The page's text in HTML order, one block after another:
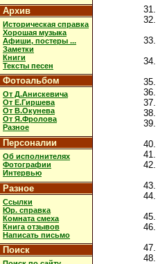
Архив
Историческая справка
Хорошая музыка
Афиши, постеры ...
Заметки
Книги
Тексты песен
Фотоальбом
От Д.Анискевича
От Е.Гиршева
От В.Окунева
От Я.Фролова
Разное
Персоналии
Об исполнителях
Фотографии
Интервью
Разное
Ссылки
Юр. справка
Комната смеха
Книга отзывов
Написать письмо
Поиск